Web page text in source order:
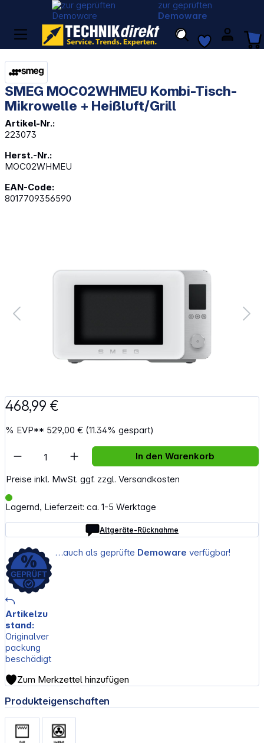
zur geprüften
Demoware
SMEG MOC02WHMEU Kombi-Tisch-
Mikrowelle + Heißluft/Grill
Artikel-Nr.:
223073
Herst.-Nr.:
MOC02WHMEU
EAN-Code:
8017709356590
468,99 €
% EVP** 529,00 € (11.34% gespart)
Preise inkl. MwSt. ggf. zzgl. Versandkosten
Lagernd, Lieferzeit: ca. 1-5 Werktage
Altgeräte-Rücknahme
Artikel Anzahl: Gib den gewünschten
In den Warenkorb
Zum Merkzettel hinzufügen
…auch als geprüfte Demoware verfügbar!
Artikelzu
stand:
Originalver
packung
beschädigt
Produkteigenschaften